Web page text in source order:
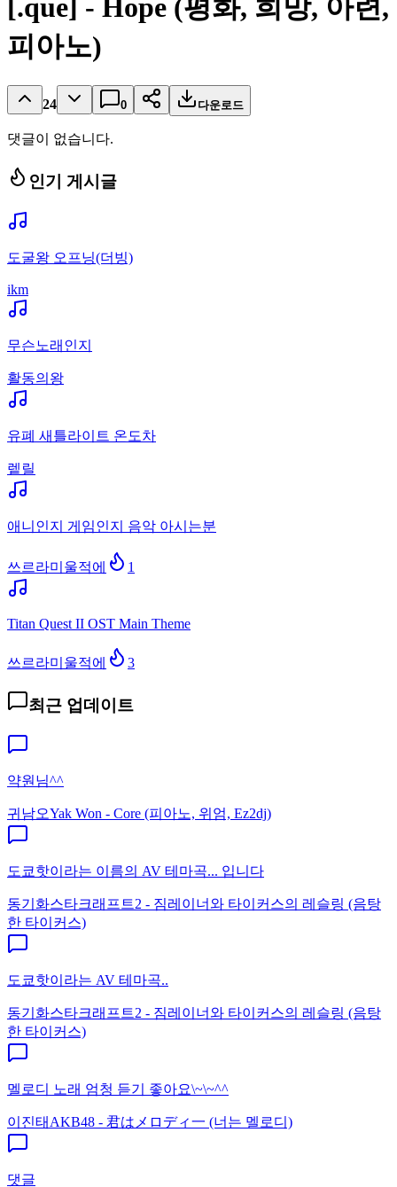
[.que] - Hope (평화, 희망, 아련,
피아노)
24 0 다운로드
댓글이 없습니다.
인기 게시글
도굴왕 오프닝(더빙)
ikm
무슨노래인지
활동의왕
유폐 새틀라이트 온도차
렡릴
애니인지 게임인지 음악 아시는분
쓰르라미울적에 1
Titan Quest II OST Main Theme
쓰르라미울적에 3
최근 업데이트
약원님^^
귀남오Yak Won - Core (피아노, 위엄, Ez2dj)
도쿄핫이라는 이름의 AV 테마곡... 입니다
동기화스타크래프트2 - 짐레이너와 타이커스의 레슬링 (음탕
한 타이커스)
도쿄핫이라는 AV 테마곡..
동기화스타크래프트2 - 짐레이너와 타이커스의 레슬링 (음탕
한 타이커스)
멜로디 노래 엄청 듣기 좋아요\~\~^^
이진태 AKB48 - 君はメロディ一 (너는 멜로디)
댓글